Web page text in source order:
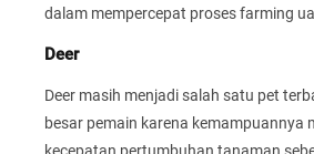
dalam mempercepat proses farming
Deer
Deer masih menjadi salah satu pet
besar pemain karena kemampuannya